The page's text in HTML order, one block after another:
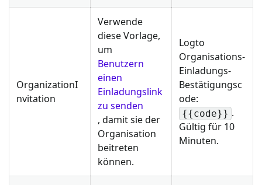
OrganizationI
nvitation
Verwende
diese Vorlage,
um
Benutzern
einen
Einladungslink
zu senden
, damit sie der
Organisation
beitreten
können.
Logto
Organisations-
Einladungs-
Bestätigungsc
ode:
{{code}} .
Gültig für 10
Minuten.